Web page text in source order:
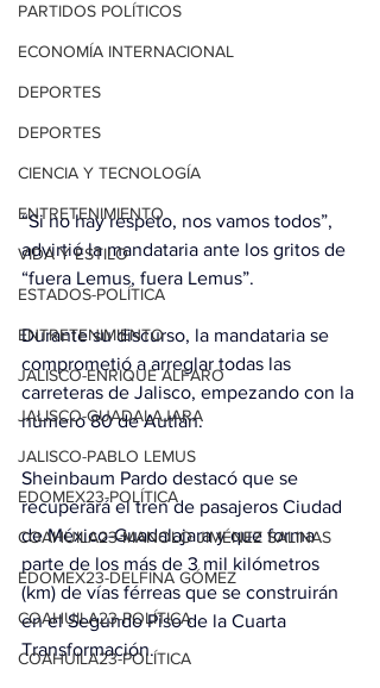
PARTIDOS POLÍTICOS
ECONOMÍA INTERNACIONAL
DEPORTES
DEPORTES
CIENCIA Y TECNOLOGÍA
ENTRETENIMIENTO
VIDA Y ESTILO
ESTADOS-POLÍTICA
ENTRETENIMIENTO
JALISCO-ENRIQUE ALFARO
JALISCO-GUADALAJARA
JALISCO-PABLO LEMUS
EDOMEX23-POLÍTICA
COAHUILA23-MANOLO JIMÉNEZ SALINAS
EDOMEX23-DELFINA GÓMEZ
COAHUILA23-POLÍTICA
COAHUILA23-POLÍTICA
“Si no hay respeto, nos vamos todos”,
advirtió la mandataria ante los gritos de
“fuera Lemus, fuera Lemus”.
Durante su discurso, la mandataria se
comprometió a arreglar todas las
carreteras de Jalisco, empezando con la
número 80 de Autlán.
Sheinbaum Pardo destacó que se
recuperará el tren de pasajeros Ciudad
de México-Guadalajara y que forma
parte de los más de 3 mil kilómetros
(km) de vías férreas que se construirán
en el Segundo Piso de la Cuarta
Transformación.